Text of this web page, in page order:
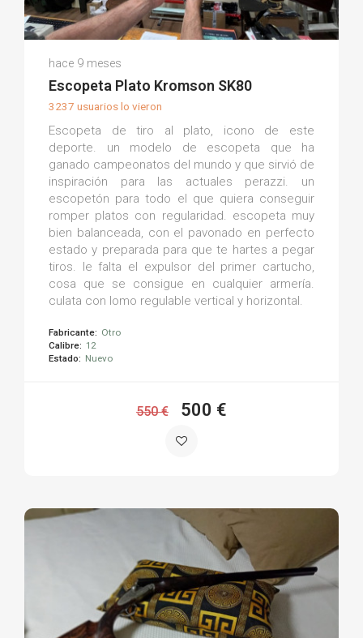
(0)
hace 9 meses
Escopeta Plato Kromson SK80
3237 usuarios lo vieron
Escopeta de tiro al plato, icono de este
deporte. un modelo de escopeta que ha
ganado campeonatos del mundo y que sirvió de
inspiración para las actuales perazzi. un
escopetón para todo el que quiera conseguir
romper platos con regularidad. escopeta muy
bien balanceada, con el pavonado en perfecto
estado y preparada para que te hartes a pegar
tiros. le falta el expulsor del primer cartucho,
cosa que se consigue en cualquier armería.
culata con lomo regulable vertical y horizontal.
Fabricante: Otro
Calibre: 12
Estado: Nuevo
550 € 500 €